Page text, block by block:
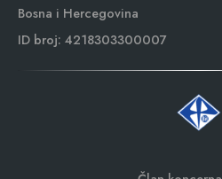
Bosna i Hercegovina
ID broj: 4218303300007